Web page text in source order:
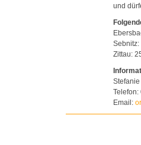
und
Zittau:
Telefon:
Email: